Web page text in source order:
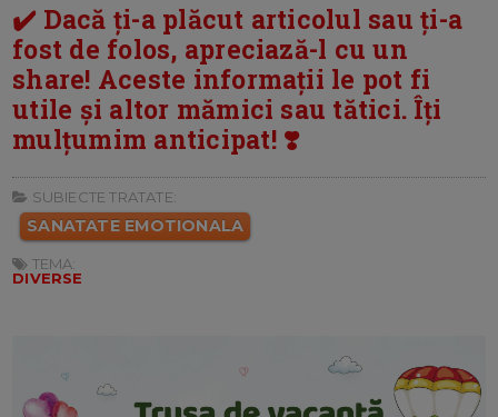
✔️ Dacă ți-a plăcut articolul sau ți-a
fost de folos, apreciază-l cu un
share! Aceste informații le pot fi
utile și altor mămici sau tătici. Îți
mulțumim anticipat! ❣️
SUBIECTE TRATATE:
SANATATE EMOTIONALA
TEMA:
DIVERSE